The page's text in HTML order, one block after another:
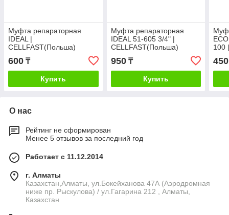
Муфта репараторная
IDEAL |
CELLFAST(Польша)
600 ₸
Купить
Муфта репараторная
IDEAL 51-605 3/4" |
CELLFAST(Польша)
950₸
Купить
100
450
О нас
Рейтинг не сформирован
Менее 5 отзывов за последний год
Работает с 11.12.2014
г. Алматы
Казахстан,Алматы, ул.Бокейханова 47А (Аэродромная
ниже пр. Рыскулова) / ул.Гагарина 212 , Алматы,
Казахстан